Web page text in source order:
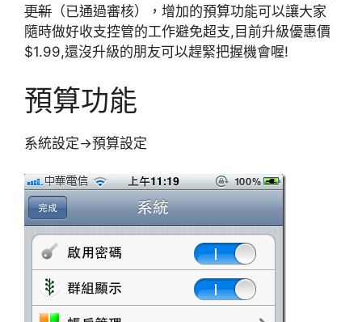
更新 （已通過審核），增加的預算功能可以讓大家
隨時做好收支控管的工作避免超支,目前升級優惠價
$1.99,還沒升級的朋友可以趕緊把握機會喔!
預算功能
系統設定->預算設定